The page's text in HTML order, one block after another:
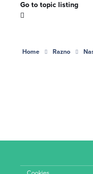
Go to topic listing
Home Razno